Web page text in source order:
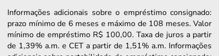
Informações adicionais sobre o empréstimo consignado:
prazo mínimo de 6 meses e máximo de 108 meses. Valor
mínimo de empréstimo R$ 100,00. Taxa de juros a partir
de 1,39% a.m. e CET a partir de 1,51% a.m. Informações